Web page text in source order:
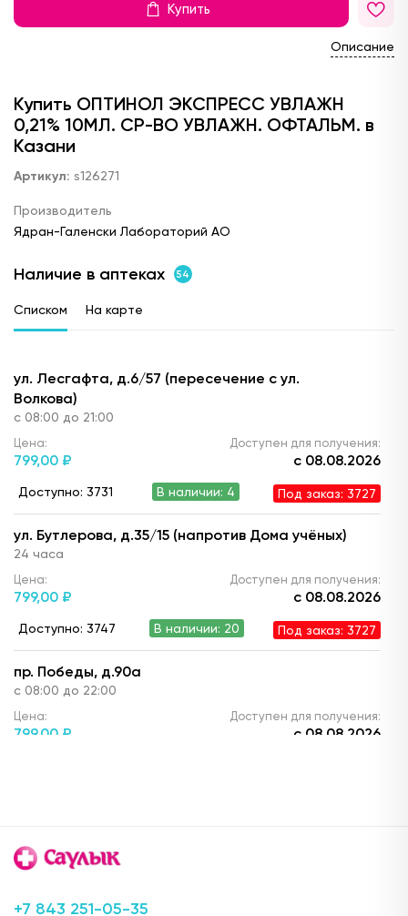
Купить
Описание
Купить ОПТИНОЛ ЭКСПРЕСС УВЛАЖН
0,21% 10МЛ. СР-ВО УВЛАЖН. ОФТАЛЬМ. в
Казани
Артикул: s126271
Производитель
Ядран-Галенски Лабораторий АО
Наличие в аптеках 54
Списком На карте
ул. Лесгафта, д.6/57 (пересечение с ул.
Волкова)
с 08:00 до 21:00
Цена:
799,00 ₽
Доступен для получения:
с 08.08.2026
Доступно: 3731 В наличии: 4 Под заказ: 3727
ул. Бутлерова, д.35/15 (напротив Дома учёных)
24 часа
Цена:
799,00 ₽
Доступен для получения:
с 08.08.2026
Доступно: 3747 В наличии: 20 Под заказ: 3727
пр. Победы, д.90а
с 08:00 до 22:00
Цена:
799,00 ₽
Доступен для получения:
с 08.08.2026
Цена:
799, 00 ₽
Доступно: 3733
+7 843 251-05-35